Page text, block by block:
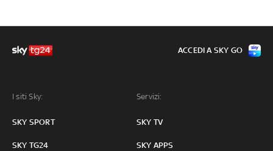
I siti Sky:
SKY SPORT
SKY TG24
Servizi:
SKY TV
SKY APPS
ACCEDI A SKY GO